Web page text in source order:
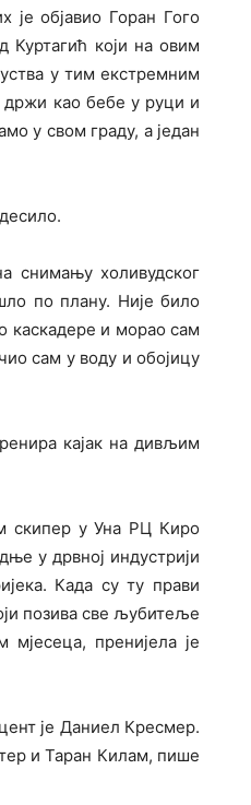
је објавио Горан Гого
Куртагић који на овим
у тим екстремним
држи као бебе у руци и
у свом граду, а један
снимању холивудског
по плану. Није било
каскадере и морао сам
сам у воду и обојицу
кајак на дивљим
скипер у Уна РЦ Киро
у дрвној индустрији
Када су ту прави
позива све љубитеље
мјесеца, пренијела је
је Даниел Кресмер.
и Таран Килам, пише